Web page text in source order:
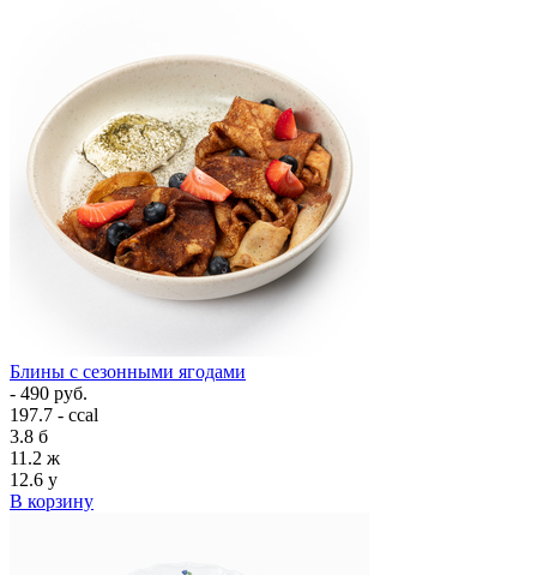
Блины с сезонными ягодами
- 490 руб.
197.7 - ccal
3.8 б
11.2 ж
12.6 у
В корзину